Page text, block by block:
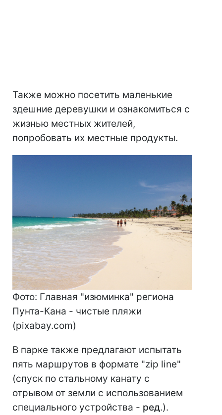
Также можно посетить маленькие
здешние деревушки и ознакомиться с
жизнью местных жителей,
попробовать их местные продукты.
Фото: Главная "изюминка" региона
Пунта-Кана - чистые пляжи
(pixabay.com)
В парке также предлагают испытать
пять маршрутов в формате "zip line"
(спуск по стальному канату с
отрывом от земли с использованием
специального устройства - ред.).